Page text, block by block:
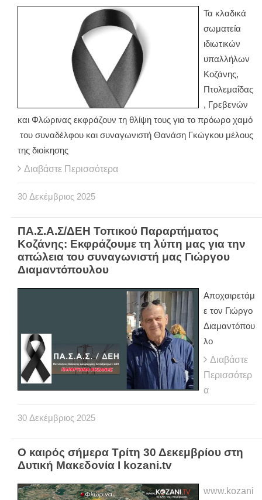
Τα κλαδικά
σωματεία
ιδιωτικών
υπαλλήλων
Κοζάνης,
Πτολεμαΐδας
, Γρεβενών
και Φλώρινας εκφράζουν τη θλίψη τους για το πρόωρο χαμό
του συναδέλφου και συναγωνιστή Θανάση Γκώγκου μέλους
της διοίκησης
Διαβάστε Περισσότερα
30 Δεκέμβριος 2025
ΠΑ.Σ.Α.Σ/ΔΕΗ Τοπικού Παραρτήματος
Κοζάνης: Εκφράζουμε τη λύπη μας για την
απώλεια του συναγωνιστή μας Γιώργου
Διαμαντόπουλου
Αποχαιρετάμ
ε τον Γιώργο
Διαμαντόπου
λο
Διαβάστε
Περισσότερ
α
30 Δεκέμβριος 2025
Ο καιρός σήμερα Τρίτη 30 Δεκεμβρίου στη
Δυτική Μακεδονία Ι kozani.tv
www.kozani